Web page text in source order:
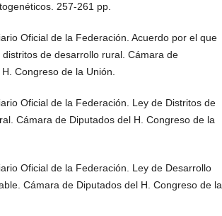
257-261 pp.
Oficial de la Federación. Acuerdo por el que
de desarrollo rural. Cámara de
Congreso de la Unión.
Oficial de la Federación. Ley de Distritos de
Cámara de Diputados del H. Congreso de la
Oficial de la Federación. Ley de Desarrollo
Cámara de Diputados del H. Congreso de la